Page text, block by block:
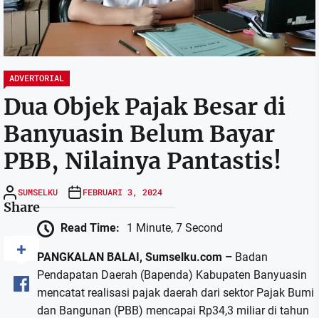
ADVERTORIAL
Dua Objek Pajak Besar di
Banyuasin Belum Bayar
PBB, Nilainya Pantastis!
SUMSELKU FEBRUARI 3, 2024
Share
Read Time: 1 Minute, 7 Second
PANGKALAN BALAI, Sumselku.com –Badan
Pendapatan Daerah (Bapenda) Kabupaten Banyuasin
mencatat realisasi pajak daerah dari sektor Pajak Bumi
dan Bangunan (PBB) mencapai Rp34,3 miliar di tahun